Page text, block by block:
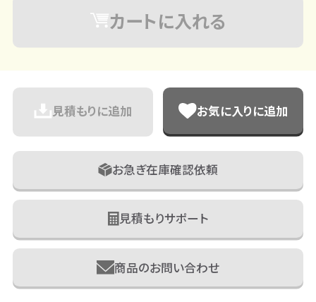
カートに入れる
見積もりに追加 お気に入りに追加
お急ぎ在庫確認依頼
見積もりサポート
商品のお問い合わせ